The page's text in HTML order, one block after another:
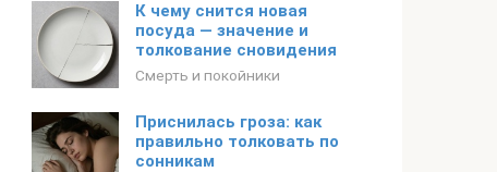
К чему снится новая
посуда — значение и
толкование сновидения
Смерть и покойники
Приснилась гроза: как
правильно толковать по
сонникам